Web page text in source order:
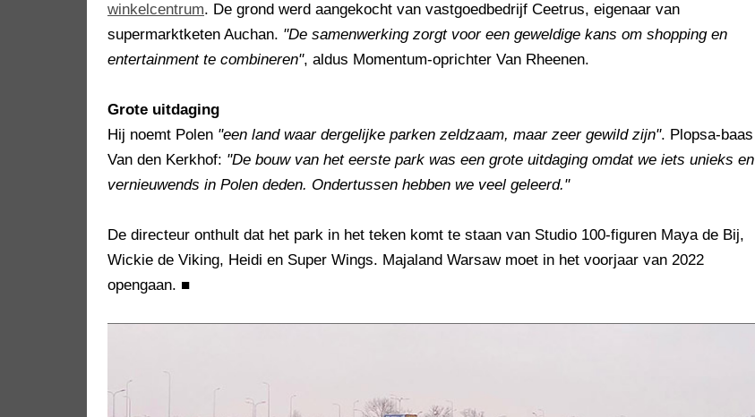
winkelcentrum. De grond werd aangekocht van vastgoedbedrijf Ceetrus, eigenaar van
supermarktketen Auchan. "De samenwerking zorgt voor een geweldige kans om shopping en
entertainment te combineren", aldus Momentum-oprichter Van Rheenen.
Grote uitdaging
Hij noemt Polen "een land waar dergelijke parken zeldzaam, maar zeer gewild zijn". Plopsa-baas
Van den Kerkhof: "De bouw van het eerste park was een grote uitdaging omdat we iets unieks en
vernieuwends in Polen deden. Ondertussen hebben we veel geleerd."
De directeur onthult dat het park in het teken komt te staan van Studio 100-figuren Maya de Bij,
Wickie de Viking, Heidi en Super Wings. Majaland Warsaw moet in het voorjaar van 2022
opengaan. ■